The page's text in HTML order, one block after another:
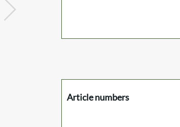
Article numbers